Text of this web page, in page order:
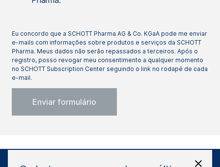
Eu concordo que a SCHOTT Pharma AG & Co. KGaA pode me enviar
e-mails com informações sobre produtos e serviços da SCHOTT
Pharma. Meus dados não serão repassados a terceiros. Após o
registro, posso revogar meu consentimento a qualquer momento
no SCHOTT Subscription Center seguindo o link no rodapé de cada
e-mail.